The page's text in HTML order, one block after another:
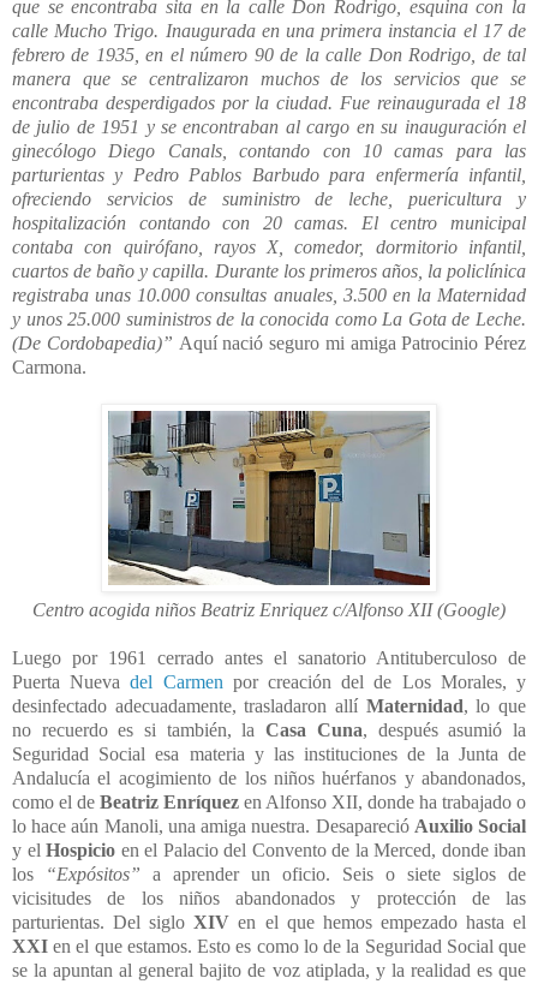
que se encontraba sita en la calle Don Rodrigo, esquina con la
calle Mucho Trigo. Inaugurada en una primera instancia el 17 de
febrero de 1935, en el número 90 de la calle Don Rodrigo, de tal
manera que se centralizaron muchos de los servicios que se
encontraba desperdigados por la ciudad. Fue reinaugurada el 18
de julio de 1951 y se encontraban al cargo en su inauguración el
ginecólogo Diego Canals, contando con 10 camas para las
parturientas y Pedro Pablos Barbudo para enfermería infantil,
ofreciendo servicios de suministro de leche, puericultura y
hospitalización contando con 20 camas. El centro municipal
contaba con quirófano, rayos X, comedor, dormitorio infantil,
cuartos de baño y capilla. Durante los primeros años, la policlínica
registraba unas 10.000 consultas anuales, 3.500 en la Maternidad
y unos 25.000 suministros de la conocida como La Gota de Leche.
(De Cordobapedia)” Aquí nació seguro mi amiga Patrocinio Pérez
Carmona.
Centro acogida niños Beatriz Enriquez c/Alfonso XII (Google)
Luego por 1961 cerrado antes el sanatorio Antituberculoso de
Puerta Nuevadel Carmen por creación del de Los Morales, y
desinfectado adecuadamente, trasladaron allí Maternidad, lo que
no recuerdo es si también, laCasa Cuna, después asumió la
Seguridad Social esa materia y las instituciones de la Junta de
Andalucía el acogimiento de los niños huérfanos y abandonados,
como el de Beatriz Enríquez en Alfonso XII, donde ha trabajado o
lo hace aún Manoli, una amiga nuestra. Desapareció Auxilio Social
y el Hospicio en el Palacio del Convento de la Merced, donde iban
los
“Expósitos” a aprender un oficio. Seis o siete siglos de
vicisitudes de los niños abandonados y protección de las
parturientas. Del sigloXIV en el que hemos empezado hasta el
XXI en el que estamos. Esto es como lo de la Seguridad Social que
se la apuntan al general bajito de voz atiplada, y la realidad es que